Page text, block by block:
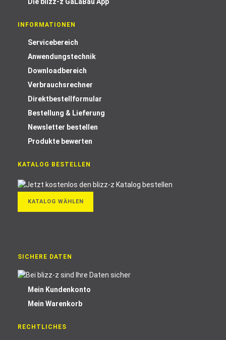
INFORMATIONEN
Servicebereich
Anwendungstechnik
Downloadbereich
Verbrauchsrechner
Direktbestellformular
Bestellung & Lieferung
Newsletter bestellen
Produkte bewerten
KATALOG BESTELLEN
KATALOG WÄHLEN
SICHERE DATEN
Mein Kundenkonto
Mein Warenkorb
RECHTLICHES